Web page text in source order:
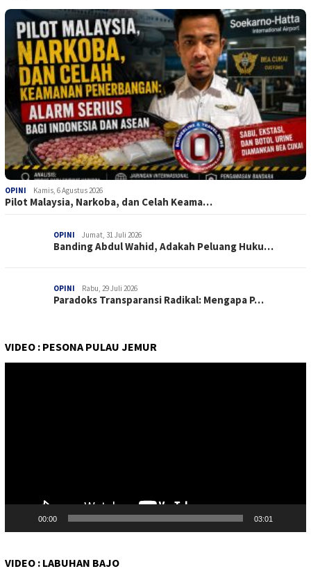
OPINI Kamis, 6 Agustus 2026
Pilot Malaysia, Narkoba, dan Celah Keama…
OPINI Jumat, 31 Juli 2026
Banding Abdul Wahid, Adakah Peluang Huku…
OPINI Rabu, 29 Juli 2026
Paradoks Transparansi Radikal: Mengapa P…
VIDEO : PESONA PULAU JEMUR
00:00 03:01
VIDEO : LABUHAN BAJO